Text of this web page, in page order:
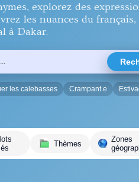
explorez des
les nuances du français,
à Dakar.
les calebasses Crampant.e
Thèmes
Zones